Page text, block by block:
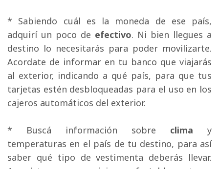
* Sabiendo cuál es la moneda de ese país,
adquirí un poco de efectivo. Ni bien llegues a
destino lo necesitarás para poder movilizarte.
Acordate de informar en tu banco que viajarás
al exterior, indicando a qué país, para que tus
tarjetas estén desbloqueadas para el uso en los
cajeros automáticos del exterior.
* Buscá información sobre clima y
temperaturas en el país de tu destino, para así
saber qué tipo de vestimenta deberás llevar.